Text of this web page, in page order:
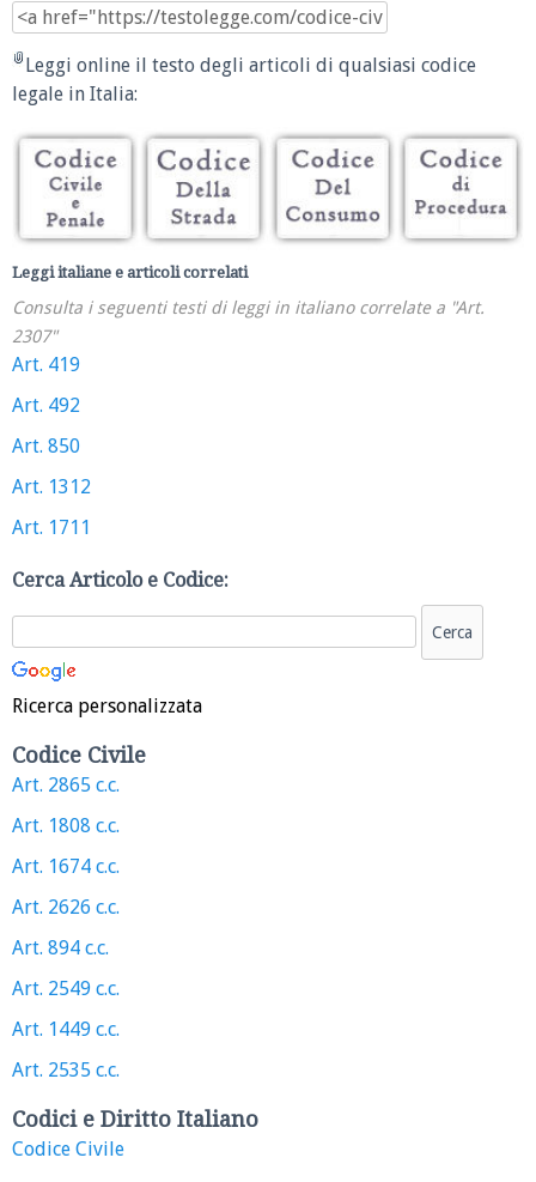
Leggi online il testo degli articoli di qualsiasi codice
legale in Italia:
Leggi italiane e articoli correlati
Consulta i seguenti testi di leggi in italiano correlate a "Art.
2307"
Art. 419
Art. 492
Art. 850
Art. 1312
Art. 1711
Cerca Articolo e Codice:
Ricerca personalizzata
Codice Civile
Art. 2865 c.c.
Art. 1808 c.c.
Art. 1674 c.c.
Art. 2626 c.c.
Art. 894 c.c.
Art. 2549 c.c.
Art. 1449 c.c.
Art. 2535 c.c.
Codici e Diritto Italiano
Codice Civile